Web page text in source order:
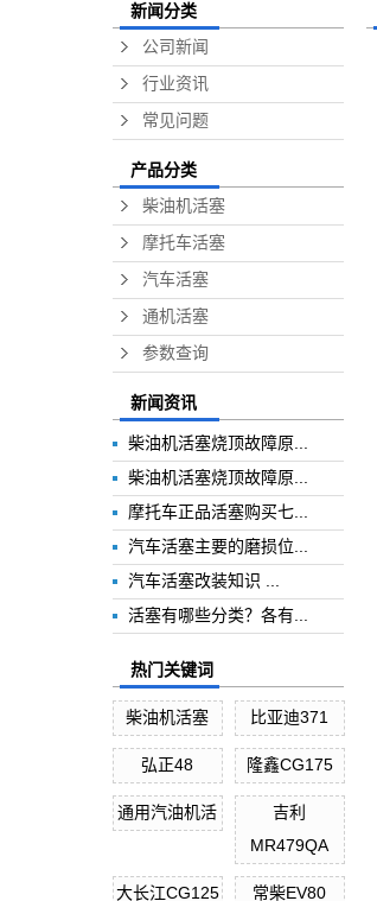
新闻分类
公司新闻
行业资讯
常见问题
产品分类
柴油机活塞
摩托车活塞
汽车活塞
通机活塞
参数查询
新闻资讯
柴油机活塞烧顶故障原...
柴油机活塞烧顶故障原...
摩托车正品活塞购买七...
汽车活塞主要的磨损位...
汽车活塞改装知识 ...
活塞有哪些分类？各有...
热门关键词
柴油机活塞 比亚迪371
弘正48 隆鑫CG175
通用汽油机活
吉利
MR479QA
大长江CG125 常柴EV80